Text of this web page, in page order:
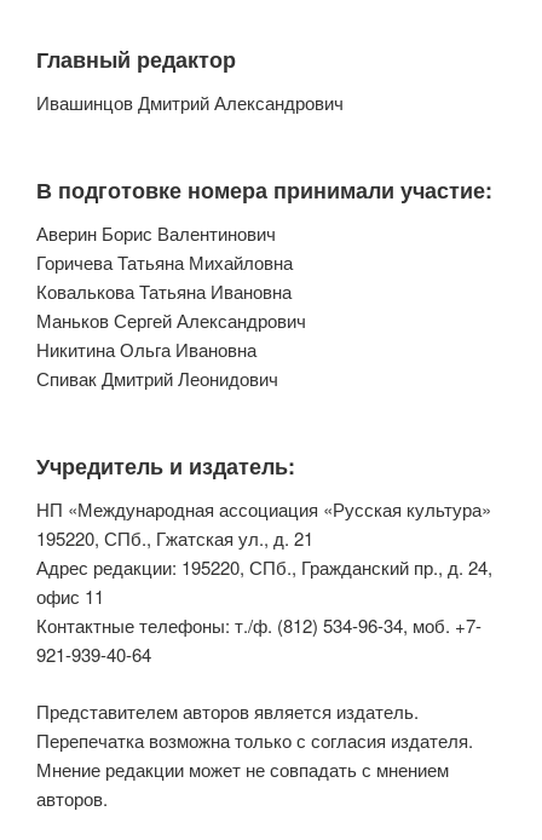
Главный редактор
Ивашинцов Дмитрий Александрович
В подготовке номера принимали участие:
Аверин Борис Валентинович
Горичева Татьяна Михайловна
Ковалькова Татьяна Ивановна
Маньков Сергей Александрович
Никитина Ольга Ивановна
Спивак Дмитрий Леонидович
Учредитель и издатель:
НП «Международная ассоциация «Русская культура»
195220, СПб., Гжатская ул., д. 21
Адрес редакции: 195220, СПб., Гражданский пр., д. 24,
офис 11
Контактные телефоны: т./ф. (812) 534-96-34, моб. +7-
921-939-40-64
Представителем авторов является издатель.
Перепечатка возможна только с согласия издателя.
Мнение редакции может не совпадать с мнением
авторов.